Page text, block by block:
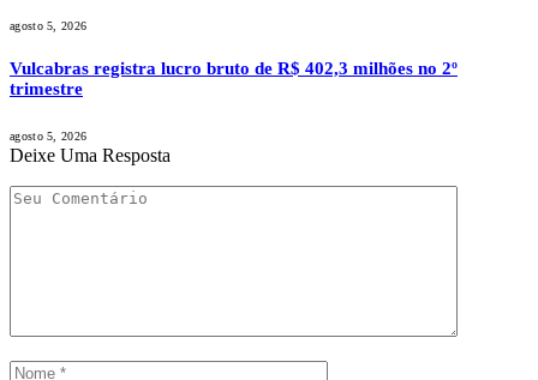
agosto 5, 2026
Vulcabras registra lucro bruto de R$ 402,3 milhões no 2º
trimestre
agosto 5, 2026
Deixe Uma Resposta